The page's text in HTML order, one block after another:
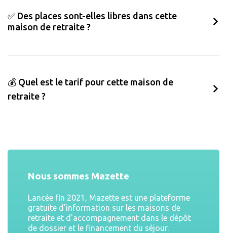
✅ Des places sont-elles libres dans cette
maison de retraite ?
💰 Quel est le tarif pour cette maison de
retraite ?
Nous sommes Mazette
Lancée fin 2021, Mazette est une plateforme
gratuite d'information sur les maisons de
retraite et d'accompagnement dans le dépôt
de dossier et le financement du séjour.